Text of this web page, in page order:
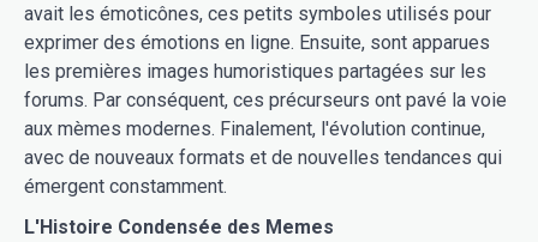
avait les émoticônes, ces petits symboles utilisés pour
exprimer des émotions en ligne. Ensuite, sont apparues
les premières images humoristiques partagées sur les
forums. Par conséquent, ces précurseurs ont pavé la voie
aux mèmes modernes. Finalement, l'évolution continue,
avec de nouveaux formats et de nouvelles tendances qui
émergent constamment.
L'Histoire Condensée des Memes